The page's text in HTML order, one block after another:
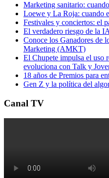
Marketing sanitario:
Loewe y La Roja: cuando
Festivales y conciertos: el
El verdadero riesgo de la
Conoce los Ganadores de
Marketing (AMKT)
El Chupete impulsa el uso
evoluciona con Talk y
18 años de Premios para
Gen Z y la política del
Canal TV